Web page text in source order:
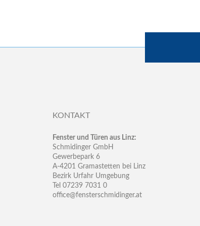
KONTAKT
Fenster und Türen aus Linz:
Schmidinger GmbH
Gewerbepark 6
A-4201 Gramastetten bei Linz
Bezirk Urfahr Umgebung
Tel 07239 7031 0
office@fensterschmidinger.at